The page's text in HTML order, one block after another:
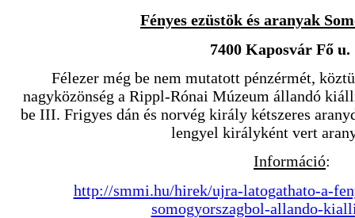
Fényes ezüstök és aranyak
7400 Kaposvár Fő u.
Félezer még be nem mutatott pénzérmét,
nagyközönség a Rippl-Rónai Múzeum állandó
be III. Frigyes dán és norvég király kétszeres
lengyel királyként vert
Információ:
http://smmi.hu/hirek/ujra-latogathato-a-
somogyorszagbol-allando-